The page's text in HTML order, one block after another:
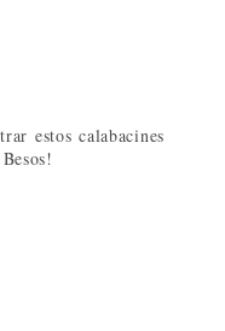
estos calabacines